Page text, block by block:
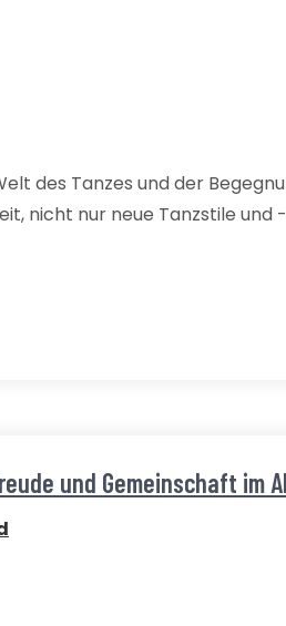
des Tanzes und der
nicht nur neue Tanzstile und
und Gemeinschaft im